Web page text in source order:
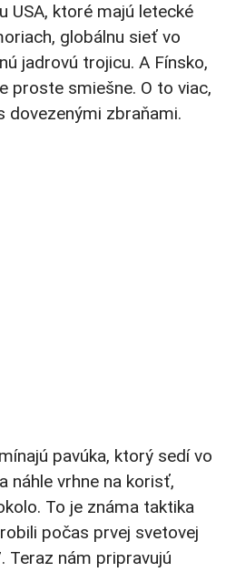
USA, ktoré majú letecké
globálnu sieť vo
jadrovú trojicu. A Fínsko,
proste smiešne. O to viac,
dovezenými zbraňami.
pavúka, ktorý sedí vo
náhle vrhne na korisť,
To je známa taktika
počas prvej svetovej
Teraz nám pripravujú